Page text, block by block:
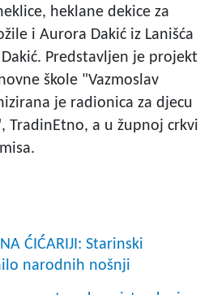
heklane dekice za
i Aurora Dakić iz Lanišća
Predstavljen je projekt
škole "Vazmoslav
je radionica za djecu
TradinEtno, a u župnoj crkvi
ĆIĆARIJI: Starinski
narodnih nošnji